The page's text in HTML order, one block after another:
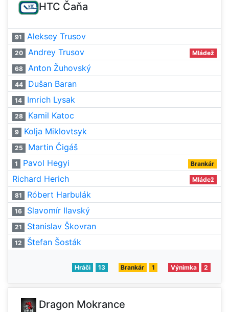
HTC Čaňa
91 Aleksey Trusov
20 Andrey Trusov Mládež
68 Anton Žuhovský
44 Dušan Baran
14 Imrich Lysak
28 Kamil Katoc
9 Kolja Miklovtsyk
25 Martin Čigáš
1 Pavol Hegyi Brankár
Richard Herich Mládež
81 Róbert Harbulák
16 Slavomír Ilavský
21 Stanislav Škovran
12 Štefan Šosták
Hráči 13 Brankár 1 Výnimka 2
Dragon Mokrance